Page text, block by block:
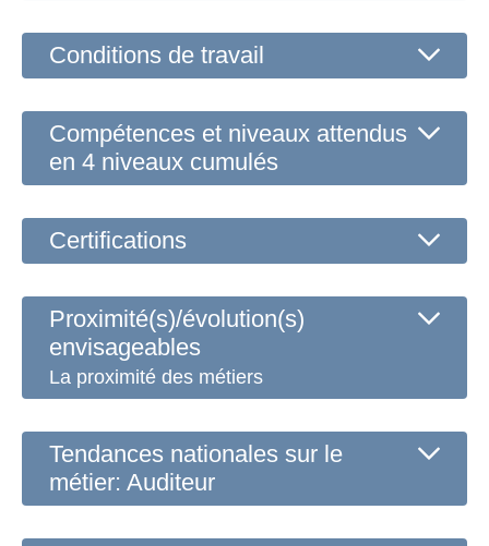
Conditions de travail
Compétences et niveaux attendus
en 4 niveaux cumulés
Certifications
Proximité(s)/évolution(s)
envisageables
La proximité des métiers
Tendances nationales sur le
métier: Auditeur